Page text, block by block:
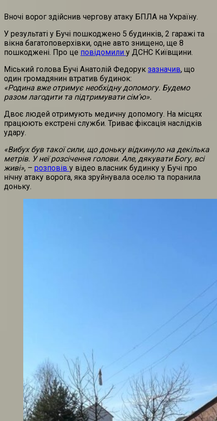
Вночі ворог здійснив чергову атаку БПЛА на Україну.
У результаті у Бучі пошкоджено 5 будинків, 2 гаражі та
вікна багатоповерхівки, одне авто знищено, ще 8
пошкоджені. Про це повідомили у ДСНС Київщини.
Міський голова Бучі Анатолій Федорук зазначив, що
один громадянин втратив будинок:
«Родина вже отримує необхідну допомогу. Будемо
разом лагодити та підтримувати сімʼю».
Двоє людей отримують медичну допомогу. На місцях
працюють екстрені служби. Триває фіксація наслідків
удару.
«Вибух був такої сили, що доньку відкинуло на декілька
метрів. У неї розсічення голови. Але, дякувати Богу, всі
живі», – розповів у відео власник будинку у Бучі про
нічну атаку ворога, яка зруйнувала оселю та поранила
доньку.